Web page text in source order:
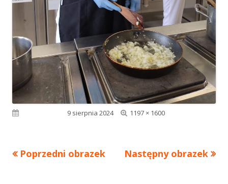
9 sierpnia 2024
Pełny
1197 × 1600
Poprzedni obrazek Następny obrazek